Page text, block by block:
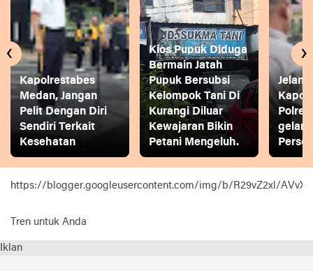
Kapolrestabes
Medan, Jangan
Pelit Dengan Diri
Sendiri Terkait
Kesehatan
Kios Pupuk Diduga
Bermain Jatah
Pupuk Bersubsi
Kelompok Tani Di
Kurangi Diluar
Kewajaran Bikin
Petani Mengeluh.
gelar
‹ ›
https://blogger.googleusercontent.com/img/b/R29vZ2xl/
Tren untuk Anda
Iklan